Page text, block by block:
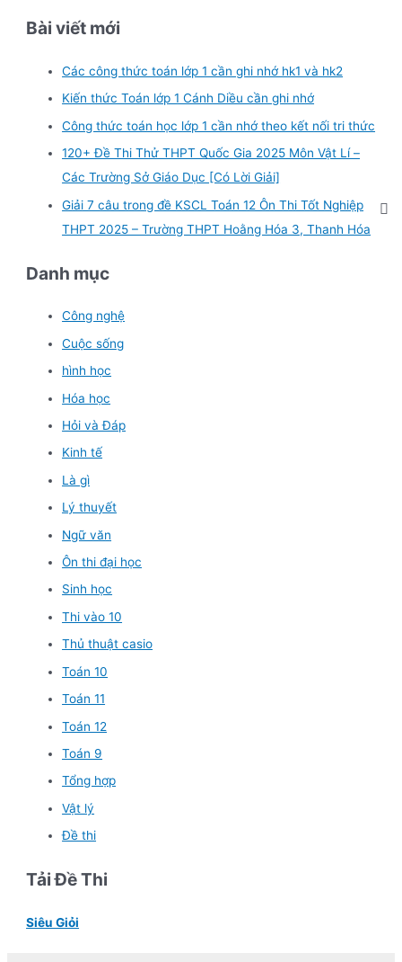
Bài viết mới
Các công thức toán lớp 1 cần ghi nhớ hk1 và hk2
Kiến thức Toán lớp 1 Cánh Diều cần ghi nhớ
Công thức toán học lớp 1 cần nhớ theo kết nối tri thức
120+ Đề Thi Thử THPT Quốc Gia 2025 Môn Vật Lí –
Các Trường Sở Giáo Dục [Có Lời Giải]
Giải 7 câu trong đề KSCL Toán 12 Ôn Thi Tốt Nghiệp
THPT 2025 – Trường THPT Hoằng Hóa 3, Thanh Hóa
Danh mục
Công nghệ
Cuộc sống
hình học
Hóa học
Hỏi và Đáp
Kinh tế
Là gì
Lý thuyết
Ngữ văn
Ôn thi đại học
Sinh học
Thi vào 10
Thủ thuật casio
Toán 10
Toán 11
Toán 12
Toán 9
Tổng hợp
Vật lý
Đề thi
Tải Đề Thi
Siêu Giỏi